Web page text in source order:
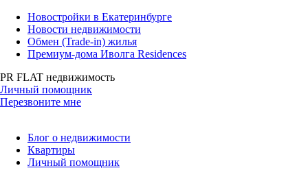
Новостройки в Екатеринбурге
Новости недвижимости
Обмен (Trade-in) жилья
Премиум-дома Иволга Residences
PR FLAT недвижимость
Личный помощник
Перезвоните мне
Блог о недвижимости
Квартиры
Личный помощник